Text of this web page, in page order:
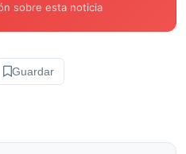
sobre esta noticia
Guardar